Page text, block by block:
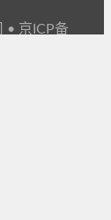
• 京ICP备